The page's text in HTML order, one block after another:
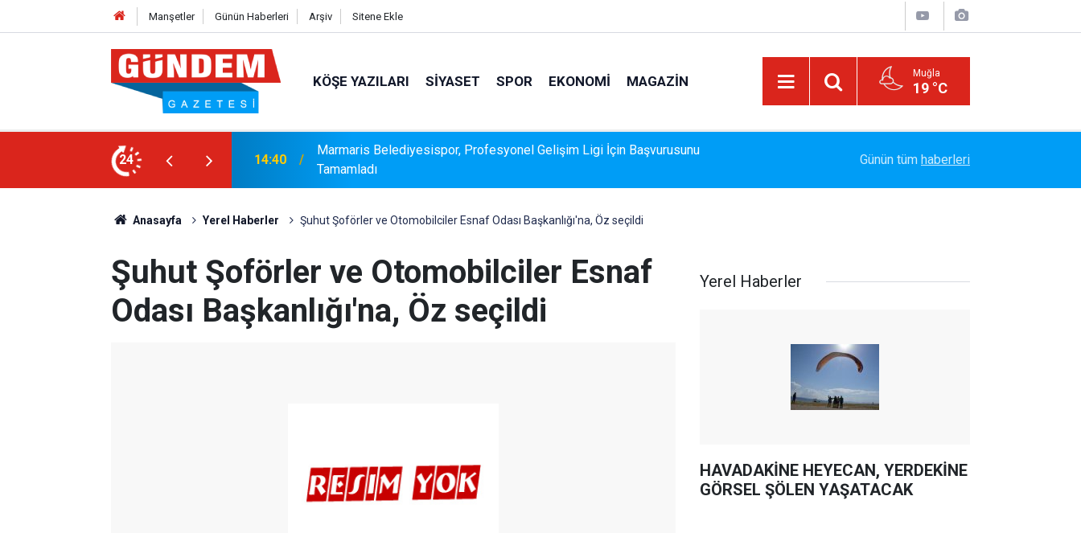
Manşetler Günün Haberleri Arşiv Sitene Ekle
KÖŞE YAZILARI SIYASET SPOR EKONOMI MAGAZIN Muğla
19 °C
24
Gelişim Ligi İçin Başvurusunu
14:15 Bakanlık Veri Sunamadı: Metin Ergun'dan Turizm Eleştirisi
Vazgeç Gel"
Günün tüm haberleri
Anasayfa Yerel Haberler Şuhut Şoförler ve Otomobilciler Esnaf Odası Başkanlığı'na, Öz seçildi
Şuhut Şoförler ve Otomobilciler Esnaf
Odası Başkanlığı'na, Öz seçildi
Yerel Haberler
HAVADAKİNE HEYECAN, YERDEKİNE
GÖRSEL ŞÖLEN YAŞATACAK